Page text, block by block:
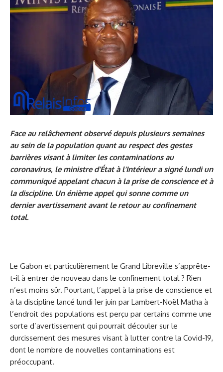
Face au relâchement observé depuis plusieurs semaines
au sein de la population quant au respect des gestes
barrières visant à limiter les contaminations au
coronavirus, le ministre d’État à l’Intérieur a signé lundi un
communiqué appelant chacun à la prise de conscience et à
la discipline. Un énième appel qui sonne comme un
dernier avertissement avant le retour au confinement
total.
Le Gabon et particulièrement le Grand Libreville s’apprête-
t-il à entrer de nouveau dans le confinement total ? Rien
n’est moins sûr. Pourtant, l’appel à la prise de conscience et
à la discipline lancé lundi 1er juin par Lambert-Noël Matha à
l’endroit des populations est perçu par certains comme une
sorte d’avertissement qui pourrait découler sur le
durcissement des mesures visant à lutter contre la Covid-19,
dont le nombre de nouvelles contaminations est
préoccupant.